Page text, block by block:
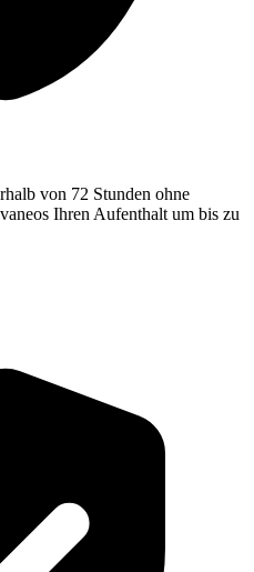
von 72 Stunden ohne
Ihren Aufenthalt um bis zu